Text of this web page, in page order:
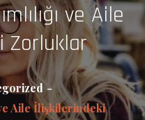
ve Aile
Zorluklar
Aile İlişkilerindeki